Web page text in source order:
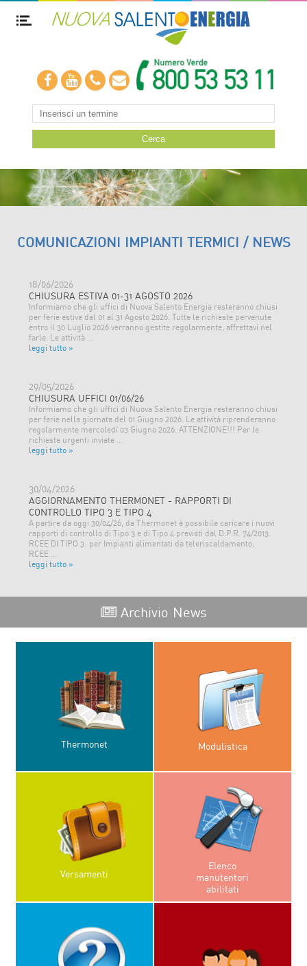
COMUNICAZIONI IMPIANTI TERMICI / NEWS
18/06/2026
CHIUSURA ESTIVA 01-31 AGOSTO 2026
Informiamo che gli uffici di Nuova Salento Energia resteranno chiusi
per ferie estive dal 01 al 31 Agosto 2026. Tutte le richieste pervenute
entro il 30 Luglio 2026 verranno gestite regolarmente, affrettavi nel
farle. Le attività ...
leggi tutto »
29/05/2026
CHIUSURA UFFICI 01/06/26
Informiamo che gli uffici di Nuova Salento Energia resteranno chiusi
per ferie nella giornata del 01 Giugno 2026. Le attività riprenderanno
regolarmente mercoledì 03 Giugno 2026. ATTENZIONE!!! Per le
richieste urgenti inviate ...
leggi tutto »
30/04/2026
AGGIORNAMENTO THERMONET - RAPPORTI DI
CONTROLLO TIPO 3 E TIPO 4
A partire da oggi 30/04/26, da Thermonet è possibile caricare i nuovi
rapporti di controllo di Tipo 3 e di Tipo 4 previsti dal D.P.R. 74/2013.
RCEE DI TIPO 3: per Impianti alimentati da teleriscaldamento;
RCEE ...
leggi tutto »
Archivio News
Thermonet Modulistica
Versamenti
Elenco
manutentori
abilitati